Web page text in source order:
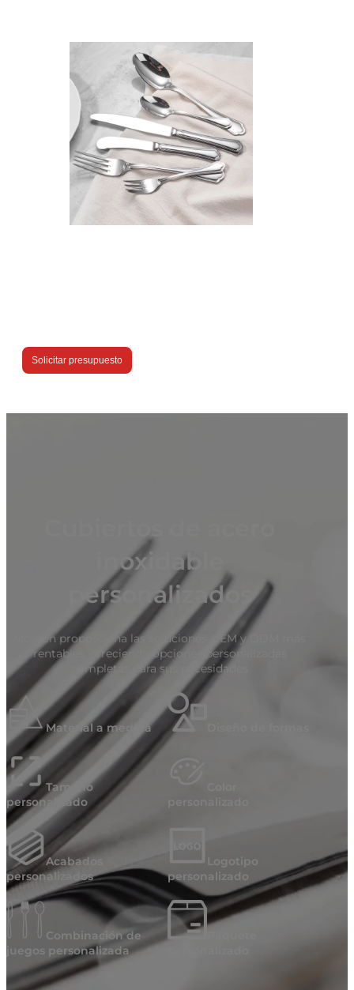
Solicitar presupuesto
inoxidable
personalizados
Mcallen proporciona las soluciones OEM y ODM más
rentables, ofreciendo opciones personalizadas
completas para sus necesidades
Material a medida
Tamaño
personalizado
Acabados
personalizados
Logotipo
personalizado
Combinación de
juegos personalizada